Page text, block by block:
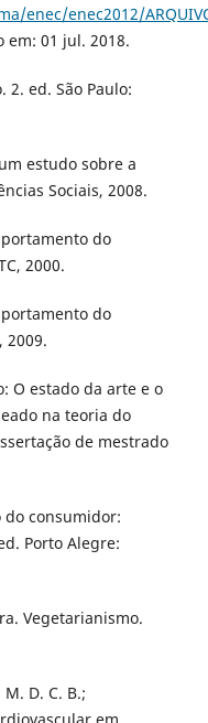
enec/enec2012/
em: 01 jul. 2018.
2. ed. São Paulo:
estudo sobre a
Sociais, 2008.
do
2000.
do
2009.
O estado da arte e o
na teoria do
de mestrado
do consumidor:
Porto Alegre:
Vegetarianismo.
M. D. C. B.;